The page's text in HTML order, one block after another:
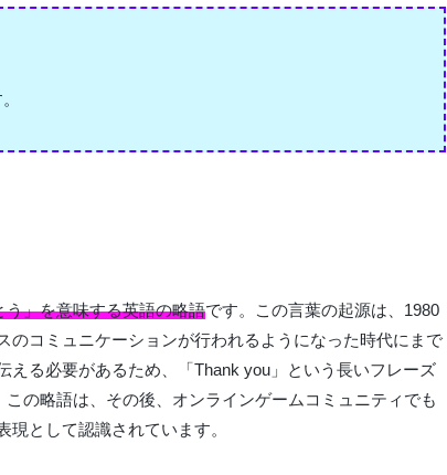
う」を意味する英語の略語です。この言葉の起源は、1980
コミュニケーションが行われるようになった時代にまで
る必要があるため、「Thank you」という長いフレーズ
の略語は、その後、オンラインゲームコミュニティでも
として認識されています。